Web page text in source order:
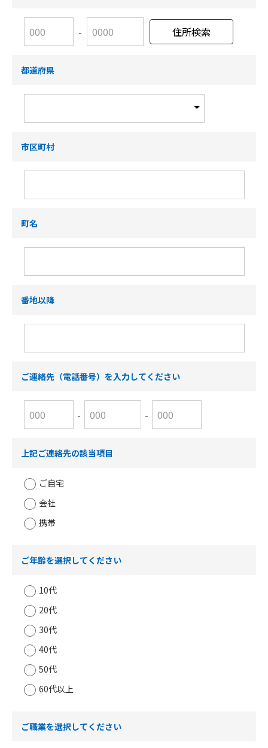
-
都道府県
市区町村
町名
番地以降
ご連絡先（電話番号）を入力してください
- -
上記ご連絡先の該当項目
ご自宅
会社
携帯
ご年齢を選択してください
10代
20代
30代
40代
50代
60代以上
ご職業を選択してください